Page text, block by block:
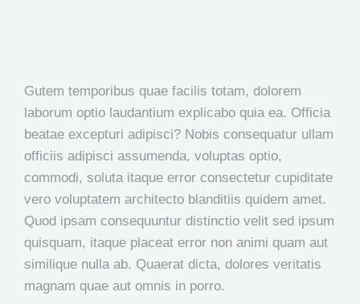
Gutem temporibus quae facilis totam, dolorem
laborum optio laudantium explicabo quia ea. Officia
beatae excepturi adipisci? Nobis consequatur ullam
officiis adipisci assumenda, voluptas optio,
commodi, soluta itaque error consectetur cupiditate
vero voluptatem architecto blanditiis quidem amet.
Quod ipsam consequuntur distinctio velit sed ipsum
quisquam, itaque placeat error non animi quam aut
similique nulla ab. Quaerat dicta, dolores veritatis
magnam quae aut omnis in porro.